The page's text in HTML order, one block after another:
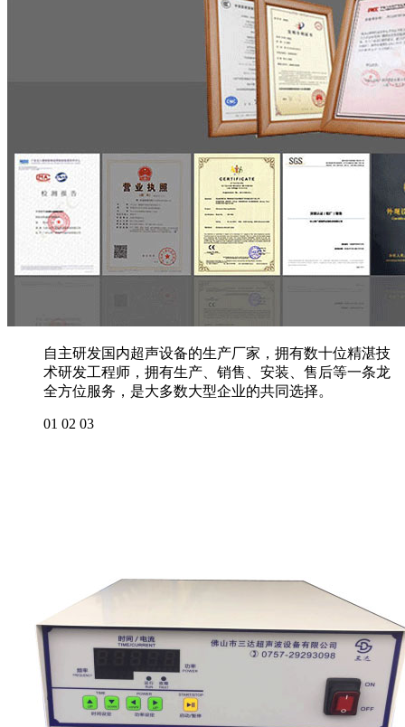
自主研发国内超声设备的生产厂家，拥有数十位精湛技
术研发工程师，拥有生产、销售、安装、售后等一条龙
全方位服务，是大多数大型企业的共同选择。
01 02 03